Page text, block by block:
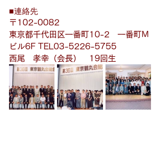
■連絡先
〒102-0082
東京都千代田区一番町10-2　一番町M
ビル6F TEL03-5226-5755
西尾　孝幸（会長）　19回生